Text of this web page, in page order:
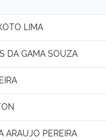
LIMA
DA GAMA SOUZA
ARAUJO PEREIRA